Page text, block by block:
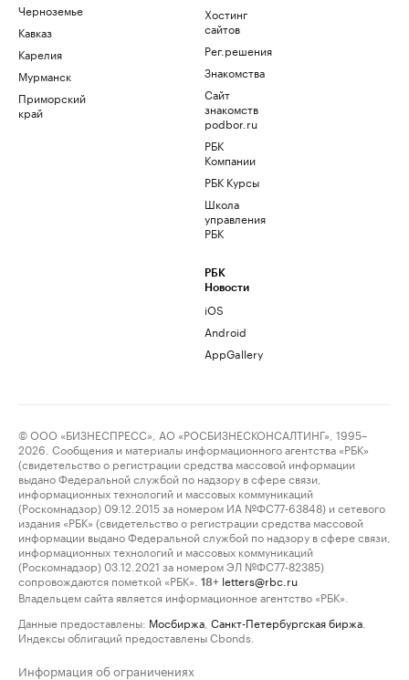
Черноземье
Кавказ
Карелия
Мурманск
Приморский
край
Хостинг
сайтов
Рег.решения
Знакомства
Сайт
знакомств
podbor.ru
РБК
Компании
РБК Курсы
Школа
управления
РБК
РБК
Новости
iOS
Android
AppGallery
© ООО «БИЗНЕСПРЕСС», АО «РОСБИЗНЕСКОНСАЛТИНГ», 1995–
2026. Сообщения и материалы информационного агентства «РБК»
(свидетельство о регистрации средства массовой информации
выдано Федеральной службой по надзору в сфере связи,
информационных технологий и массовых коммуникаций
(Роскомнадзор) 09.12.2015 за номером ИА №ФС77-63848) и сетевого
издания «РБК» (свидетельство о регистрации средства массовой
информации выдано Федеральной службой по надзору в сфере связи,
информационных технологий и массовых коммуникаций
(Роскомнадзор) 03.12.2021 за номером ЭЛ №ФС77-82385)
сопровождаются пометкой «РБК».
18+ letters@rbc.ru
Владельцем сайта является информационное агентство «РБК».
Данные предоставлены: Мосбиржа Санкт-Петербургская биржа
Индексы облигаций предоставлены Cbonds.
Информация об ограничениях